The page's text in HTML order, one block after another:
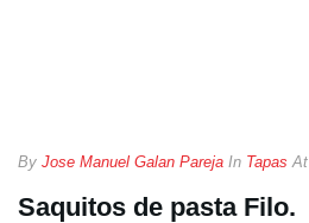
By Jose Manuel Galan Pareja In Tapas At
Saquitos de pasta Filo.